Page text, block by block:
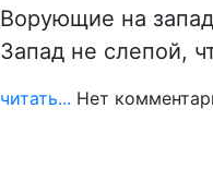
Ворующие на
Запад не слепой,
читать... Нет